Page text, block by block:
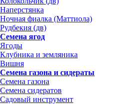
Наперстянка
Ночная фиалка (Маттиола)
Рудбекия (дв)
Семена ягод
Ягоды
Клубника и земляника
Вишня
Семена газона и сидераты
Семена газона
Семена сидератов
Садовый инструмент